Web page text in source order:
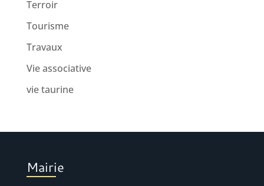
Terroir
Tourisme
Travaux
Vie associative
vie taurine
Mairie